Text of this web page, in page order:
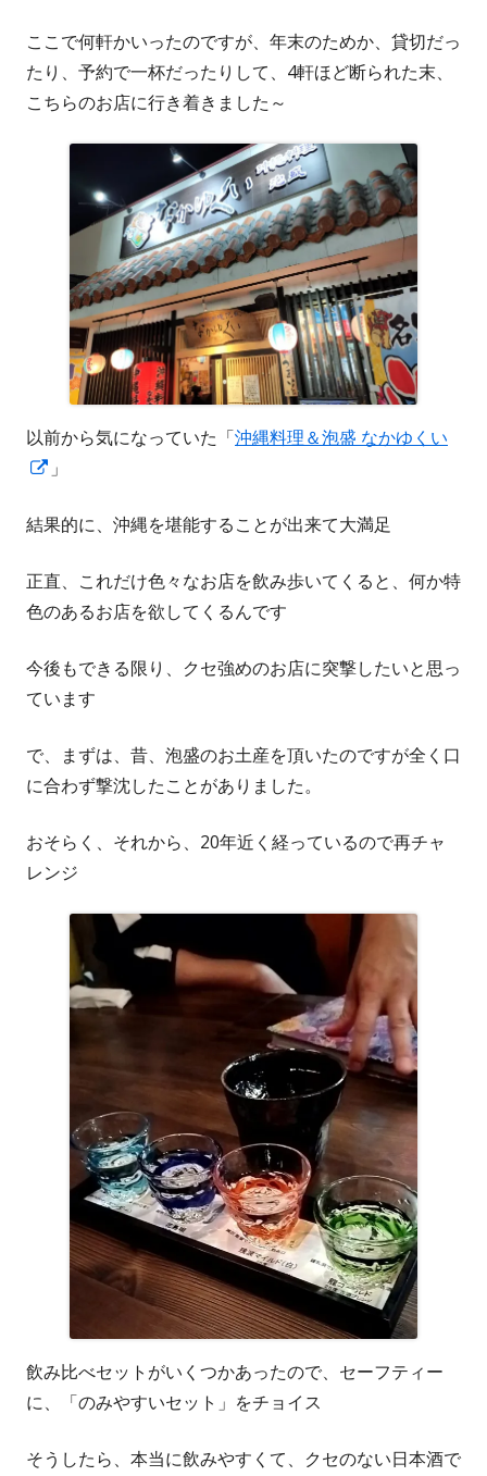
ここで何軒かいったのですが、年末のためか、貸切だっ
たり、予約で一杯だったりして、4軒ほど断られた末、
こちらのお店に行き着きました～
以前から気になっていた「沖縄料理＆泡盛 なかゆくい
新
い
ィ
ン
ウ
で
き
ま
す
」
結果的に、沖縄を堪能することが出来て大満足
正直、これだけ色々なお店を飲み歩いてくると、何か特
色のあるお店を欲してくるんです
今後もできる限り、クセ強めのお店に突撃したいと思っ
ています
で、まずは、昔、泡盛のお土産を頂いたのですが全く口
に合わず撃沈したことがありました。
おそらく、それから、20年近く経っているので再チャ
レンジ
飲み比べセットがいくつかあったので、セーフティー
に、「のみやすいセット」をチョイス
そうしたら、本当に飲みやすくて、クセのない日本酒で